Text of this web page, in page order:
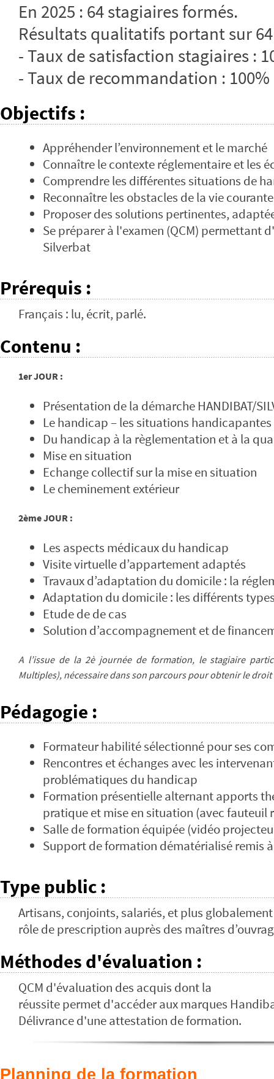
En 2025 : 64 stagiaires formés.
Résultats qualitatifs portant sur
- Taux de satisfaction stagiaires :
- Taux de recommandation : 100%
Objectifs :
Appréhender l’environnement et le marché
Connaître le contexte réglementaire et les
Comprendre les différentes situations de
Reconnaître les obstacles de la vie courante
Proposer des solutions pertinentes,
Se préparer à l'examen (QCM) permettant
Silverbat
Prérequis :
Français : lu, écrit, parlé.
Contenu :
1er JOUR :
Présentation de la démarche HANDIBAT/
Le handicap – les situations handicapantes
Du handicap à la règlementation et à la
Mise en situation
Echange collectif sur la mise en situation
Le cheminement extérieur
2ème JOUR :
Les aspects médicaux du handicap
Visite virtuelle d’appartement adaptés
Travaux d’adaptation du domicile : la
Adaptation du domicile : les différents
Etude de de cas
Solution d’accompagnement et de
A l’issue de la 2è journée de formation, le stagiaire
Multiples), nécessaire dans son parcours pour obtenir le droit
Pédagogie :
Formateur habilité sélectionné pour ses
Rencontres et échanges avec les
problématiques du handicap
Formation présentielle alternant apports
pratique et mise en situation (avec
Salle de formation équipée (vidéo
Support de formation dématérialisé remis
Type public :
Artisans, conjoints, salariés, et plus
rôle de prescription auprès des maîtres
Méthodes d'évaluation :
QCM d'évaluation des acquis dont la
réussite permet d'accéder aux marques
Délivrance d'une attestation de formation.
Planning de la formation